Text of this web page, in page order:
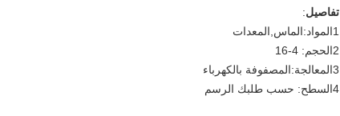
تفاصيل:
1المواد:الماس,المعدات
2الحجم: 4-16
3المعالجة:المصفوفة بالكهرباء
4السطح: حسب طلبك الرسم